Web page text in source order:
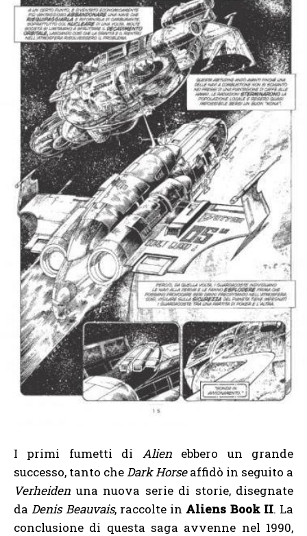
I primi fumetti di Alienebbero un grande
successo, tanto che Dark Horseaffidò in seguito a
Verheiden una nuova serie di storie, disegnate
da Denis Beauvais, raccolte in Aliens Book II. La
conclusione di questa saga avvenne nel 1990,